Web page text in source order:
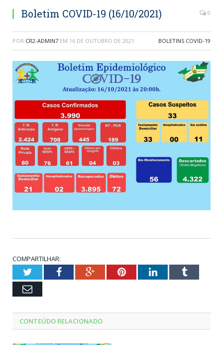
Boletim COVID-19 (16/10/2021) 0
POR CR2-ADMIN7 EM 16 DE OUTUBRO DE 2021 BOLETINS COVID-19
COMPARTILHAR:
TwitterFacebookGoogle+PinterestLinkedInTumblr
Email
CONTEÚDO RELACIONADO